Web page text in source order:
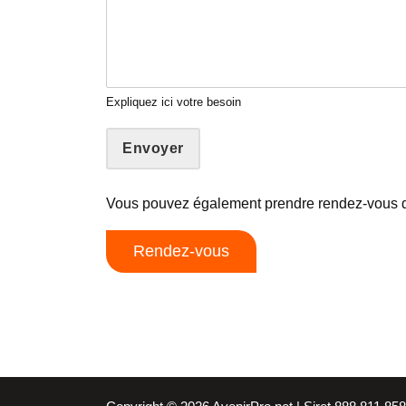
Expliquez ici votre besoin
Envoyer
Vous pouvez également prendre rendez-vous
Rendez-vous